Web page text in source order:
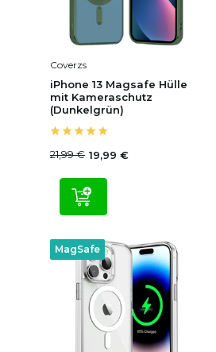
Coverzs
iPhone 13 Magsafe Hülle
mit Kameraschutz
(Dunkelgrün)
21,99 € 19,99 €
MagSafe